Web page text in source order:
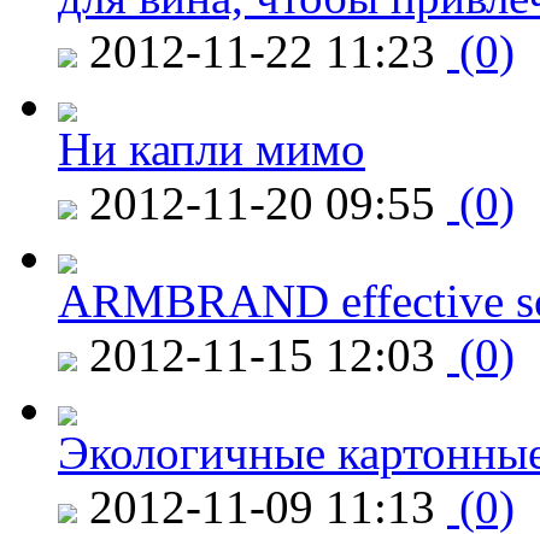
2012-11-22 11:23 (0)
Ни капли мимо
2012-11-20 09:55 (0)
ARMBRAND effective
2012-11-15 12:03 (0)
Экологичные
2012-11-09 11:13 (0)